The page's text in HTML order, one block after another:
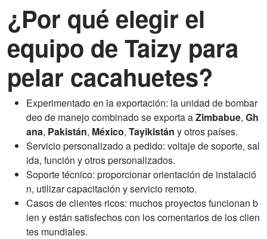
¿Por qué elegir el
equipo de Taizy para
pelar cacahuetes?
Experimentado en la exportación: la unidad de bombar
deo de manejo combinado se exporta aZimbabue, Gh
ana, Pakistán, México, Tayikistán y otros países.
Servicio personalizado a pedido: voltaje de soporte, sal
ida, función y otros personalizados.
Soporte técnico: proporcionar orientación de instalació
n, utilizar capacitación y servicio remoto.
Casos de clientes ricos: muchos proyectos funcionan b
ien y están satisfechos con los comentarios de los clien
tes mundiales.